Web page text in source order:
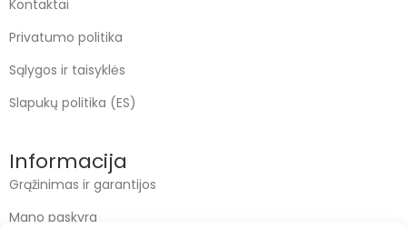
Kontaktai
Privatumo politika
Sąlygos ir taisyklės
Slapukų politika (ES)
Informacija
Grąžinimas ir garantijos
Mano paskyra